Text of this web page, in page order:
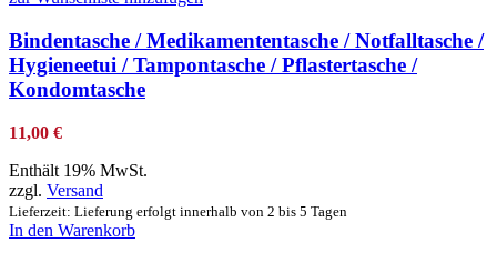
Bindentasche / Medikamententasche / Notfalltasche /
Hygieneetui / Tampontasche / Pflastertasche /
Kondomtasche
11,00 €
Enthält 19% MwSt.
zzgl. Versand
Lieferzeit: Lieferung erfolgt innerhalb von 2 bis 5 Tagen
In den Warenkorb